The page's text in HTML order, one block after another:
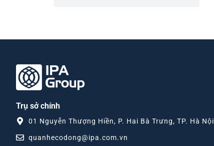
Trụ sở chính
01 Nguyễn Thượng Hiền, P. Hai Bà Trưng, TP. Hà Nội
quanhecodong@ipa.com.vn